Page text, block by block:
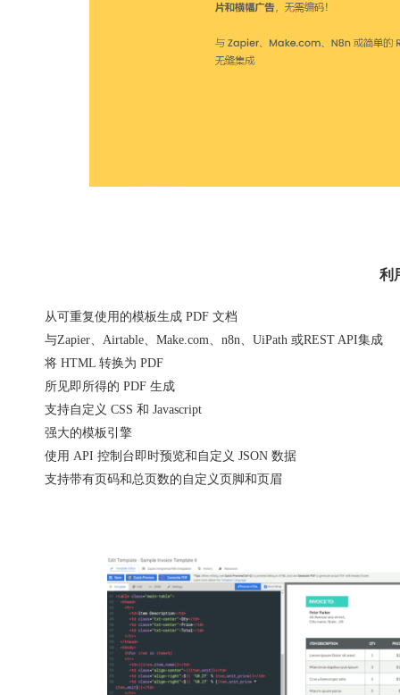
利
从可重复使用的模板生成 PDF 文档
与Zapier、Airtable、Make.com、n8n、UiPath 或REST API集成
将 HTML 转换为 PDF
所见即所得的 PDF 生成
支持自定义 CSS 和 Javascript
强大的模板引擎
使用 API 控制台即时预览和自定义 JSON 数据
支持带有页码和总页数的自定义页脚和页眉